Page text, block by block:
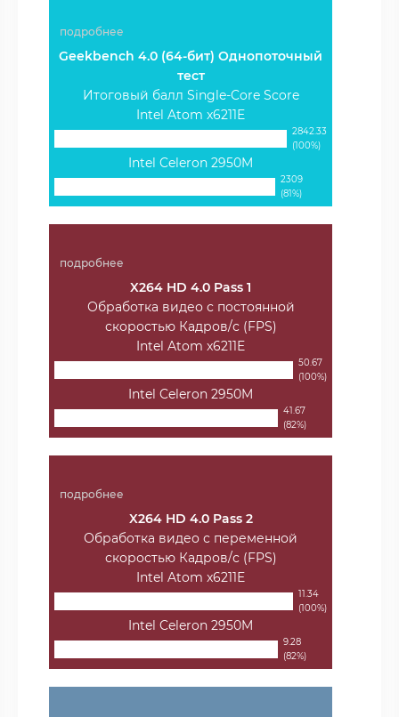
подробнее
Geekbench 4.0 (64-бит) Однопоточный
тест
Итоговый балл Single-Core Score
Intel Atom x6211E
2842.33
(100%)
Intel Celeron 2950M
2309
(81%)
подробнее
X264 HD 4.0 Pass 1
Обработка видео с постоянной
скоростью Кадров/с (FPS)
Intel Atom x6211E
50.67
(100%)
Intel Celeron 2950M
41.67
(82%)
подробнее
X264 HD 4.0 Pass 2
Обработка видео с переменной
скоростью Кадров/с (FPS)
Intel Atom x6211E
11.34
(100%)
Intel Celeron 2950M
9.28
(82%)